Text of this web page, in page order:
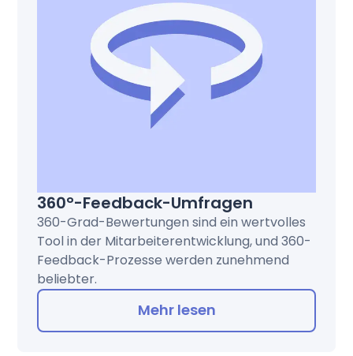
360°-Feedback-Umfragen
360-Grad-Bewertungen sind ein wertvolles
Tool in der Mitarbeiterentwicklung, und 360-
Feedback-Prozesse werden zunehmend
beliebter.
Mehr lesen